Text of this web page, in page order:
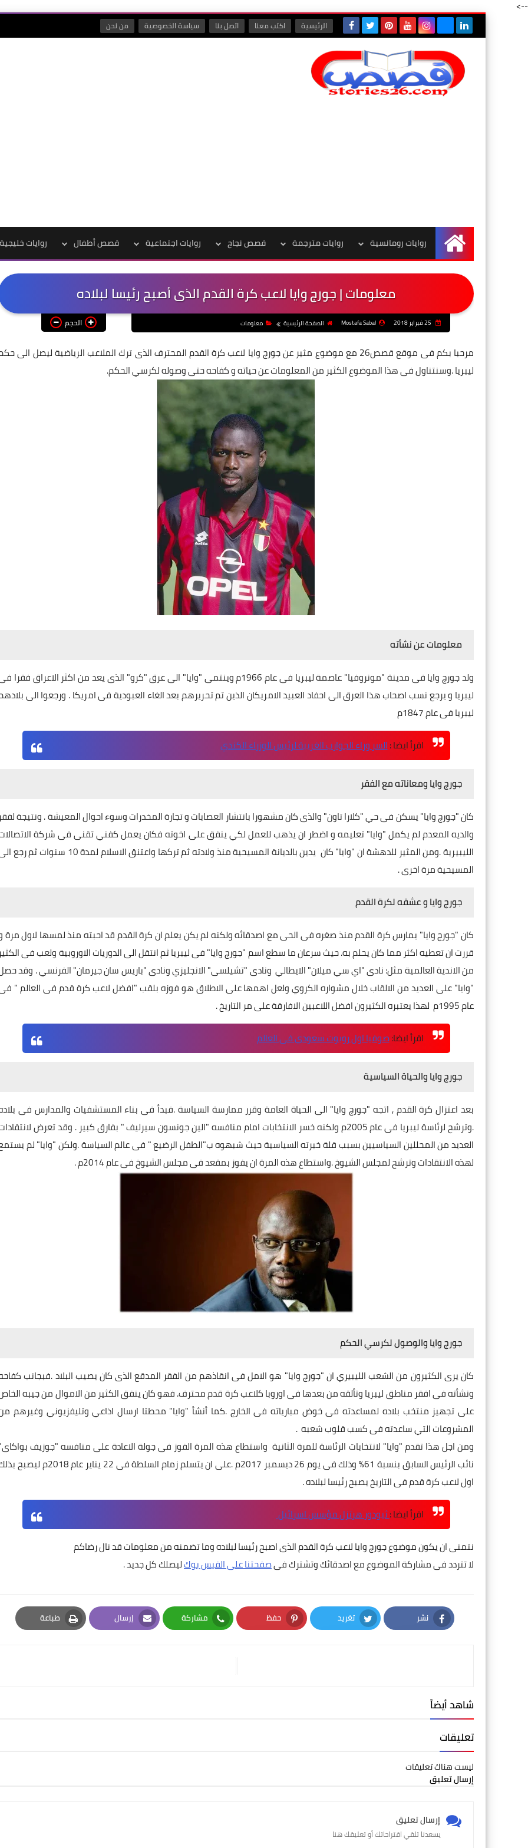
-->
الرئيسية اكتب معنا اتصل بنا سياسة الخصوصية من نحن
الرئيسية
روايات رومانسية روايات مترجمة قصص نجاح روايات اجتماعية قصص أطفال روايات خليجية
معلومات | جورج وايا لاعب كرة القدم الذى أصبح رئيسا لبلاده
Mostafa Sabal الصفحة الرئيسية معلومات الحجم
مرحبا بكم فى موقع قصص26 مع موضوع مثير عن جورج وايا لاعب كرة القدم المحترف الذى ترك الملاعب الرياضية ليصل الى
ليبريا .وسنتناول فى هذا الموضوع الكثير من المعلومات عن حياته و كفاحه حتى وصوله لكرسي الحكم.
معلومات عن نشأته
ولد جورج وايا فى مدينة "مونروفيا" عاصمة ليبريا فى عام 1966م وينتمى "وايا" الى عرق "كرو" الذى يعد من اكثر الاعراق فقرا
ليبريا و يرجع نسب اصحاب هذا العرق الى احفاد العبيد الامريكان الذين تم تحريرهم بعد الغاء العبودية فى امريكا . ورجعوا الى
ليبريا فى عام 1847م
اقرأ ايضا :السر وراء الجوارب الغريبة لرئيس الوزراء الكندي
جورج وايا ومعاناته مع الفقر
كان "جورج وايا" يسكن فى حي "كلارا تاون" والذى كان مشهورا بانتشار العصابات و تجارة المخدرات وسوء احوال المعيشة . ونتيجة
والديه المعدم لم يكمل "وايا" تعليمه و اضطر ان يذهب للعمل لكي ينفق على اخوته فكان يعملكفني تقنى فى شركة
الليبيرية .ومن المثير للدهشة ان "وايا" كان
يدين بالديانة المسيحية منذ ولادته ثم تركها واعتنق الاسلام لمدة 10 سنوات ثم
المسيحية مرة اخرى .
جورج وايا و عشقه لكرة القدم
كان "جورج وايا" يمارس كرة القدم منذ صغره فى الحى مع اصدقائه ولكنه لم يكن يعلم ان كرة القدم قد احبته منذ لمسها لاول مرة
قررت ان تعطيه اكثر مما كان يحلم به. حيث سرعان ما سطع اسم "جورج وايا" فى ليبريا ثم انتقل الى الدوريات الاوروبية ولعب فى
من الاندية العالمية مثل: نادى "اي سي ميلان" الايطالي ونادى "تشيلسى" الانجليزي ونادى "باريس سان جيرمان" الفرنسي . وقد
"وايا" على العديد من الالقاب خلال مشواره الكروي ولعل اهمها على الاطلاق هو فوزه بلقب "افضل لاعب كرة قدم فى العالم "
عام 1995م
لهذايعتبره الكثيرون افضل اللاعبين الافارقة على مر التاريخ .
اقرأ ايضا:صوفيا اول روبوت سعودي فى العالم
جورج وايا والحياة السياسية
بعد اعتزال كرة القدم , اتجه "جورج وايا" الى الحياة العامة وقرر ممارسة السياسة .فبدأ فى بناء المستشفيات والمدارس فى
.وترشح لرئاسة ليبريا فى عام 2005م ولكنه خسر الانتخابات امام منافسه "الين جونسون سيرليف " بفارق كبير . وقد تعرض
العديد من المحللين السياسيين بسبب قلة خبرته السياسية حيث شبهوه ب"الطفل الرضيع " فى عالم السياسة .ولكن "وايا" لم
لهذه الانتقادات وترشح لمجلس الشيوخ .واستطاع هذه المرة ان يفوز بمقعد فى مجلس الشيوخ فى عام 2014م .
جورج وايا والوصول لكرسي الحكم
كان يرى الكثيرون من الشعب الليبيري ان "جورج وايا" هو الامل فى انقاذهم من الفقر المدقع الذى كان يصيب البلاد .فبجانب
ونشأته فى افقر مناطق ليبريا وتألقه من بعدها فى اوروبا كلاعب كرة قدم محترف. فهو كان ينفق الكثير من الاموال من جيبه
على تجهيز منتخب بلاده لمساعدته فى خوض مبارياته فى الخارج .كما أنشأ "وايا" محطتا ارسال اذاعي وتليفزيوني وغيرهم
المشروعات التي ساعدته فى كسب قلوب شعبه .
ومن اجل هذا تقدم "وايا" لانتخابات الرئاسة للمرة الثانية واستطاع هذه المرة الفوز فى جولة الاعادة على منافسه "جوزيف
نائب الرئيس السابق بنسبة 61% وذلك فى يوم 26 ديسمبر 2017م
.على ان يتسلم زمام السلطة فى 22 يناير عام 2018م
اول لاعب كرة قدم فى التاريخ يصبح رئيسا لبلاده .
اقرأ ايضا :ثيودور هرتزل مؤسس اسرائيل
نتمنى ان يكون موضوع جورج وايا لاعب كرة القدم الذى اصبح رئيسا لبلاده وما تضمنه من معلومات قد نال رضاكم
لا تتردد فى مشاركة الموضوع مع اصدقائك وتشترك فىصفحتنا على الفيس بوكليصلك كل جديد .
نشر
Facebook
تغريد
Twitter
حفظ
Pinterest
مشاركة
Whatsapp
إرسال
Email
طباعة
Print
شاهد أيضاً
تعليقات
ليست هناك تعليقات
إرسال تعليق
إرسال تعليق
يسعدنا تلقي اقتراحاتك أو تعليقك هنا